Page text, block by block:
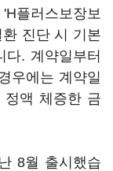
플러스보장보
진단 시 기본
. 계약일부터
우에는 계약일
정액 체증한 금
8월 출시했습